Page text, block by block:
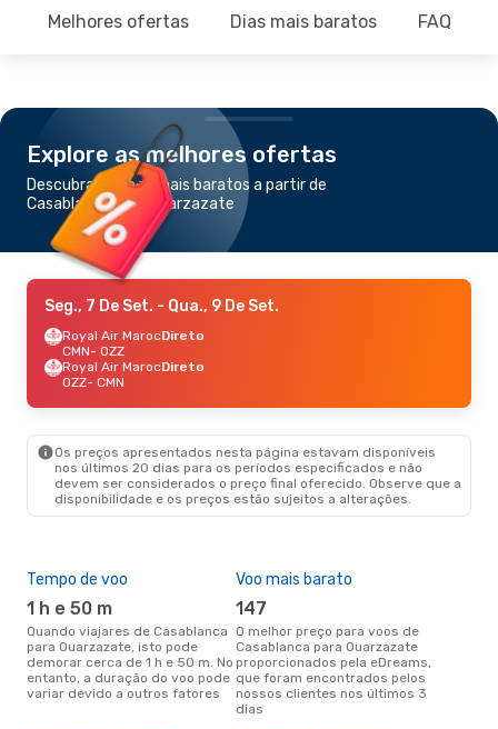
Melhores ofertas Dias mais baratos FAQ
Explore as melhores ofertas
Descubra os voos mais baratos a partir de
Casablanca para Ouarzazate
Seg., 7 De Set. - Qua., 9 De Set.
Royal Air MarocDireto
CMN- OZZ
Royal Air MarocDireto
OZZ- CMN
Os preços apresentados nesta página estavam disponíveis
nos últimos 20 dias para os períodos especificados e não
devem ser considerados o preço final oferecido. Observe que a
disponibilidade e os preços estão sujeitos a alterações.
Tempo de voo
1 h e 50 m
Quando viajares de Casablanca
para Ouarzazate, isto pode
demorar cerca de 1 h e 50 m. No
entanto, a duração do voo pode
variar devido a outros fatores
Voo mais barato
147
O melhor preço para voos de
Casablanca para Ouarzazate
proporcionados pela eDreams,
que foram encontrados pelos
nossos clientes nos últimos 3
dias